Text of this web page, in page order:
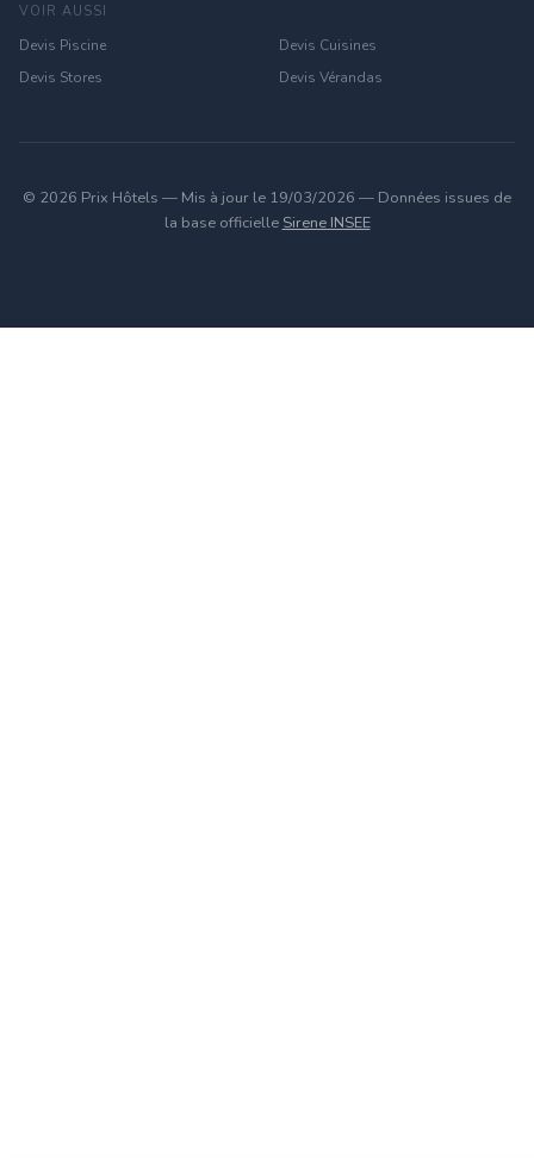
VOIR AUSSI
Devis Piscine
Devis Cuisines
Devis Stores
Devis Vérandas
© 2026 Prix Hôtels — Mis à jour le 19/03/2026 — Données issues de
la base officielle Sirene INSEE